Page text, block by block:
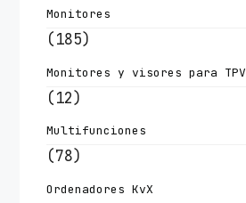
Monitores
(185)
Monitores y visores para TPV
(12)
Multifunciones
(78)
Ordenadores KvX